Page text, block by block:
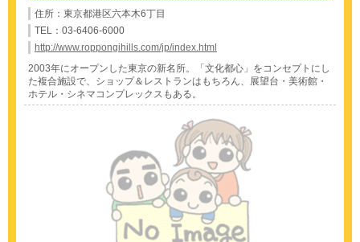
住所：東京都港区六本木6丁目
TEL：03-6406-6000
http://www.roppongihills.com/jp/index.html
2003年にオープンした東京の新名所。「文化都心」をコンセプトにし
た複合施設で、ショップ＆レストランはもちろん、展望台・美術館・
ホテル・シネマコンプレックスもある。